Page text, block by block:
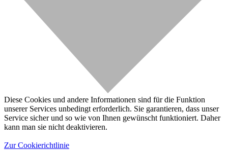
Diese Cookies und andere Informationen sind für die Funktion
unserer Services unbedingt erforderlich. Sie garantieren, dass unser
Service sicher und so wie von Ihnen gewünscht funktioniert. Daher
kann man sie nicht deaktivieren.
Zur Cookierichtlinie